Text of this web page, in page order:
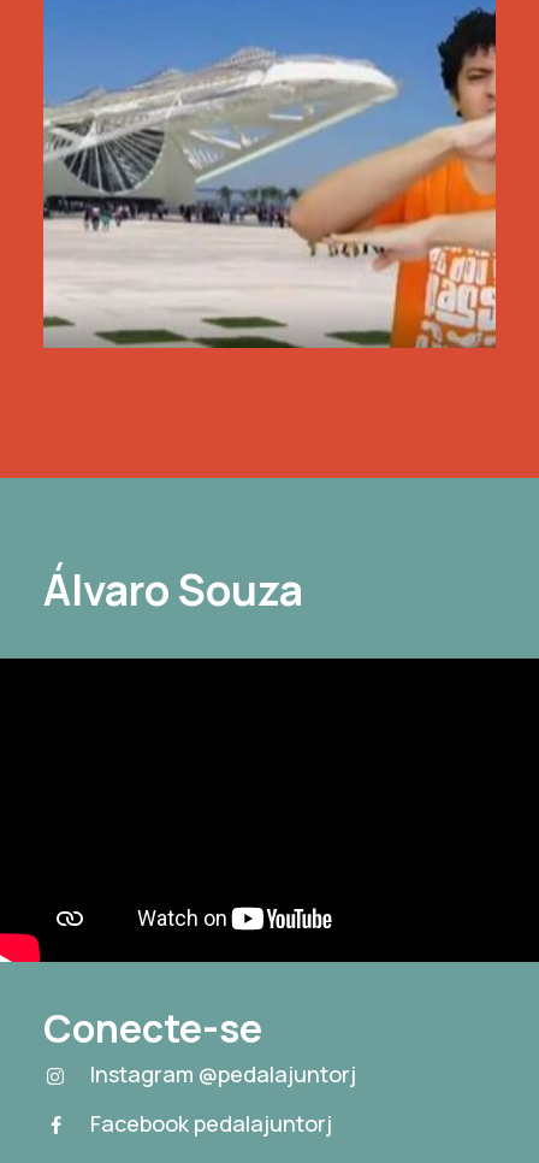
Álvaro Souza
Conecte-se
Instagram @pedalajuntorj
Facebook pedalajuntorj